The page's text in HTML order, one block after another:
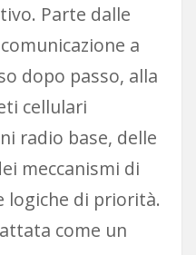
Parte dalle
a
dopo passo, alla
cellulari
radio base, delle
meccanismi di
logiche di priorità.
come un